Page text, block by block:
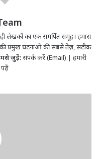
लेखकों का एक समर्पित समूह। हमारा
की प्रमुख घटनाओं की सबसे तेज़, सटीक
जुड़ें:संपर्क करें (Email) | हमारी
पढ़ें